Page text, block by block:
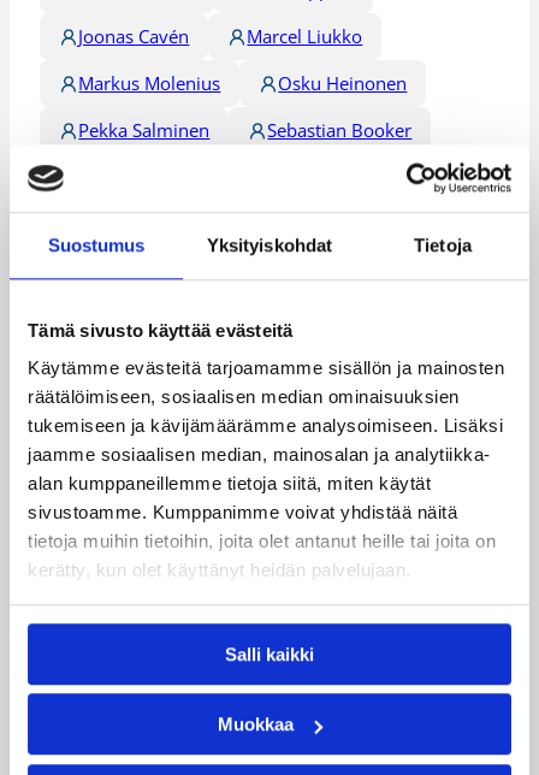
Suostumus Yksityiskohdat Tietoja
Tämä sivusto käyttää evästeitä
Käytämme evästeitä tarjoamamme sisällön ja mainosten
räätälöimiseen, sosiaalisen median ominaisuuksien
tukemiseen ja kävijämäärämme analysoimiseen. Lisäksi
jaamme sosiaalisen median, mainosalan ja analytiikka-
alan kumppaneillemme tietoja siitä, miten käytät
sivustoamme. Kumppanimme voivat yhdistää näitä
tietoja muihin tietoihin, joita olet antanut heille tai joita on
kerätty, kun olet käyttänyt heidän palvelujaan.
Salli kaikki
Muokkaa
Joonas Cavén
Marcel Liukko
Markus Molenius
Osku Heinonen
Pekka Salminen
Sebastian Booker
Kategoriat
Maajoukkue Maaottelu
Pääjuttu
Katso myös